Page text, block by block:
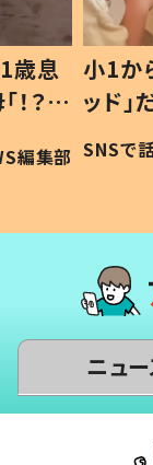
歳息
？」
編集部
小1か
ッド
作り
#令和
SNSで
ニュ